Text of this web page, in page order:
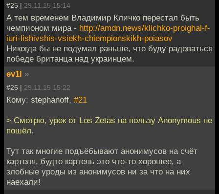
#25 | 29.11.15 15:14
А тем временем Владимир Кличко перестал быть
чемпионом мира - http://amdn.news/klichko-proighal-f-
iuri-lishivshis-vsiekh-chiempionskikh-poiasov
Никогда бы не подумал раньше, что буду радоваться
победе британца над украинцем.
ev1l »
#26 | 29.11.15 15:22
Кому: stephanoff, #21
> Смотрю, урок от Los Zetas на пользу Anonymous не
пошёл.
Тут так многие подъёбывают анонимусов на счёт
картеля, будто картель это что-то хорошее, а
злобные уроды из анонимусов ни за что на них
наехали!